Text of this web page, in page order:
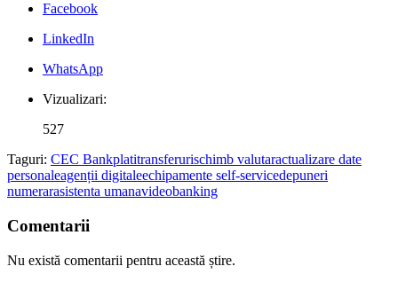
Facebook
LinkedIn
WhatsApp
Vizualizari:
527
Taguri: CEC Bankplatitransferurischimb valutaractualizare date
personaleagenții digitaleechipamente self-servicedepuneri
numerarasistenta umanavideobanking
Comentarii
Nu există comentarii pentru această știre.